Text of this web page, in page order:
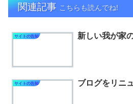
関連記事 こちらも読んでね!
サイトの告知 新しい我が家
サイトの告知 ブログをリニ